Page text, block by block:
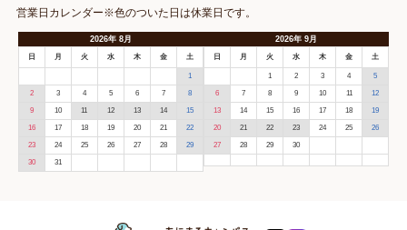
営業日カレンダー※色のついた日は休業日です。
2026年 8月
日 月 火 水 木 金 土
1
2 3 4 5 6 7 8
9 10 11 12 13 14 15
16 17 18 19 20 21 22
23 24 25 26 27 28 29
30 31
2026年9月
日 月 火 水 木 金 土
1 2 3 4 5
6 7 8 9 10 11 12
13 14 15 16 17 18 19
20 21 22 23 24 25 26
27 28 29 30